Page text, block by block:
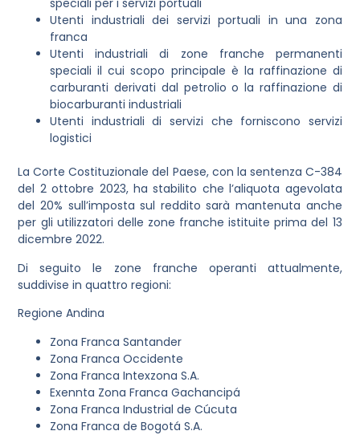
speciali per i servizi portuali
Utenti industriali dei servizi portuali in una zona
franca
Utenti industriali di zone franche permanenti
speciali il cui scopo principale è la raffinazione di
carburanti derivati dal petrolio o la raffinazione di
biocarburanti industriali
Utenti industriali di servizi che forniscono servizi
logistici
La Corte Costituzionale del Paese, con la sentenza C-384
del 2 ottobre 2023, ha stabilito che l’aliquota agevolata
del 20% sull’imposta sul reddito sarà mantenuta anche
per gli utilizzatori delle zone franche istituite prima del 13
dicembre 2022.
Di seguito le zone franche operanti attualmente,
suddivise in quattro regioni:
Regione Andina
Zona Franca Santander
Zona Franca Occidente
Zona Franca Intexzona S.A.
Exennta Zona Franca Gachancipá
Zona Franca Industrial de Cúcuta
Zona Franca de Bogotá S.A.